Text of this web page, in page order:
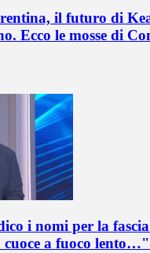
il futuro di
Ecco le mosse di
i nomi per la
cuoce a fuoco lento…"